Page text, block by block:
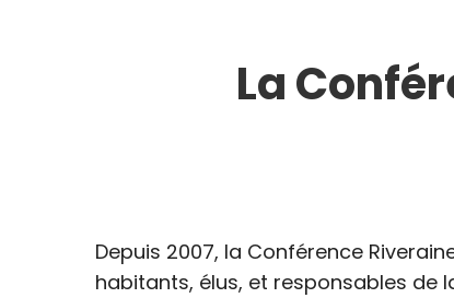
La
Depuis 2007, la Conférence
habitants, élus, et responsables de